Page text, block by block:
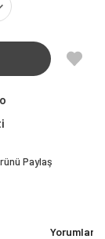
Paylaş
Yorumlar